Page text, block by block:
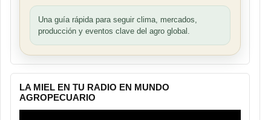
Una guía rápida para seguir clima, mercados,
producción y eventos clave del agro global.
LA MIEL EN TU RADIO EN MUNDO
AGROPECUARIO